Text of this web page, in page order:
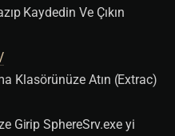
is*k
yazar. 0 kapali 1 acik.
Kaydedin Ve Çıkın
Klasörünüze Atın (Extrac)
Girip SphereSrv.exe yi